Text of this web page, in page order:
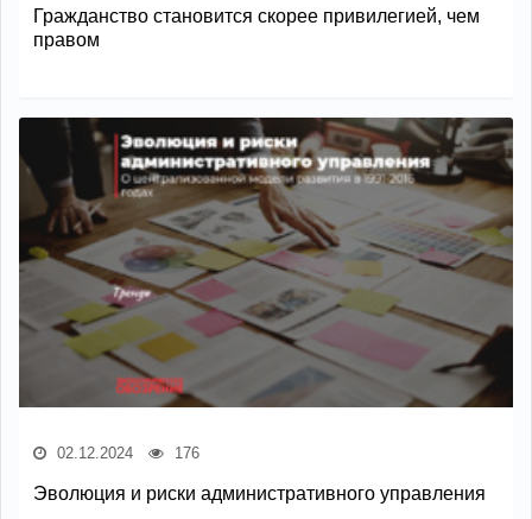
Гражданство становится скорее привилегией, чем
правом
02.12.2024 176
Эволюция и риски административного управления